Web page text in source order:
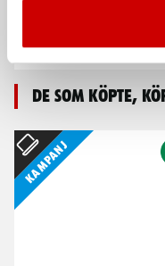
Stål och rostfritt
De som köpte,
Kampanj